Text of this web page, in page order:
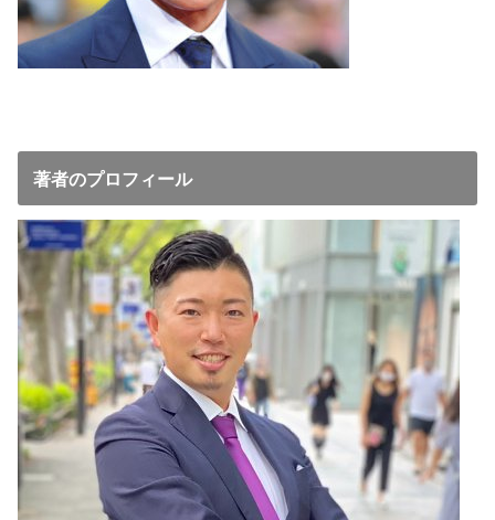
著者のプロフィール